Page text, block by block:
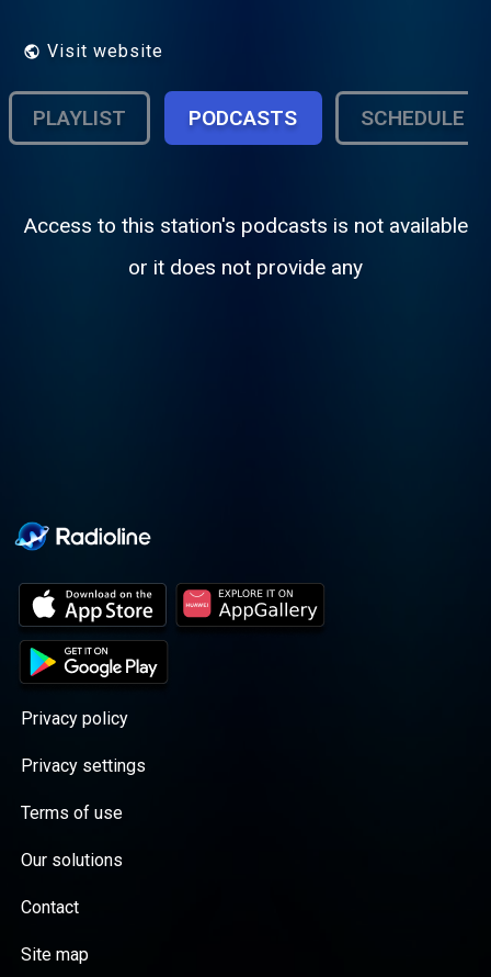
jaren 80 90 00 tot nu
Visit website
PLAYLIST PODCASTS SCHEDULE
Access to this station's podcasts is not available
or it does not provide any
Privacy policy
Privacy settings
Terms of use
Our solutions
Contact
Site map